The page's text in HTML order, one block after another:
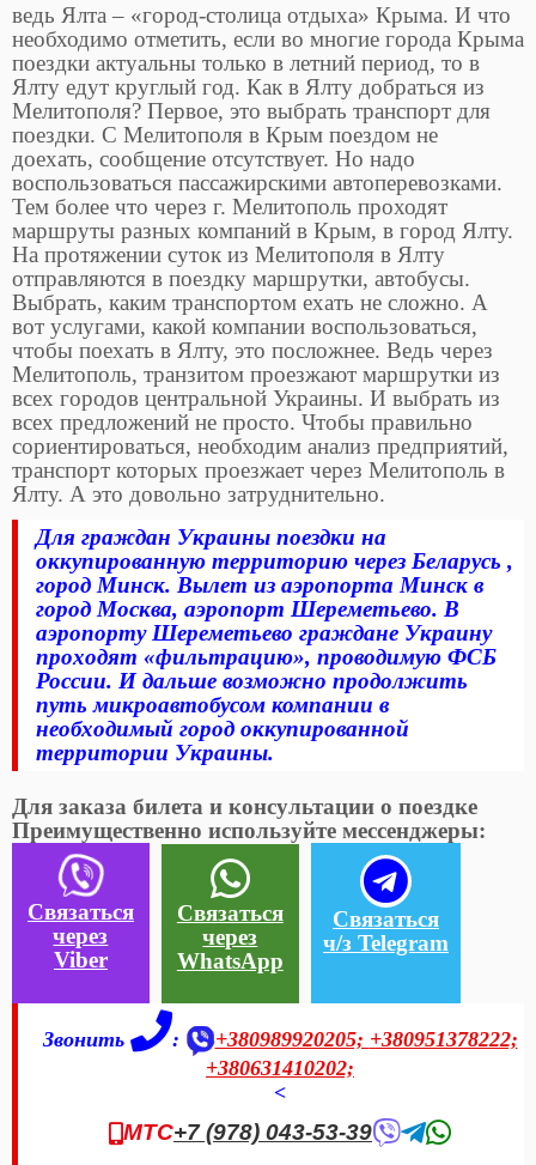
ведь Ялта – «город-столица отдыха» Крыма. И что
необходимо отметить, если во многие города Крыма
поездки актуальны только в летний период, то в
Ялту едут круглый год. Как в Ялту добраться из
Мелитополя? Первое, это выбрать транспорт для
поездки. С Мелитополя в Крым поездом не
доехать, сообщение отсутствует. Но надо
воспользоваться пассажирскими автоперевозками.
Тем более что через г. Мелитополь проходят
маршруты разных компаний в Крым, в город Ялту.
На протяжении суток из Мелитополя в Ялту
отправляются в поездку маршрутки, автобусы.
Выбрать, каким транспортом ехать не сложно. А
вот услугами, какой компании воспользоваться,
чтобы поехать в Ялту, это посложнее. Ведь через
Мелитополь, транзитом проезжают маршрутки из
всех городов центральной Украины. И выбрать из
всех предложений не просто. Чтобы правильно
сориентироваться, необходим анализ предприятий,
транспорт которых проезжает через Мелитополь в
Ялту. А это довольно затруднительно.
Для граждан Украины поездки на
оккупированную территорию через Беларусь ,
город Минск. Вылет из аэропорта Минск в
город Москва, аэропорт Шереметьево. В
аэропорту Шереметьево граждане Украину
проходят «фильтрацию», проводимую ФСБ
России. И дальше возможно продолжить
путь микроавтобусом компании в
необходимый город оккупированной
территории Украины.
Для заказа билета и консультации о поездке
Преимущественно используйте мессенджеры:
Связаться
через
Viber
Связаться
через
WhatsApp
Связаться
ч/з Telegram
Звонить : +380989920205; +380951378222;
+380631410202;
<
МТС+7 (978) 043-53-39